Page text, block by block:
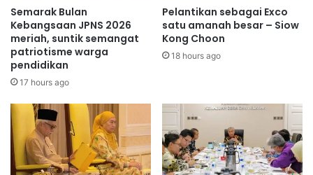
,
R
M
4
4
2
0
0
d
j
a
d
i
k
e
t
a
m
a
a
Semarak Bulan
Kebangsaan JPNS 2026
meriah, suntik semangat
patriotisme warga
pendidikan
17 hours ago
Pelantikan sebagai Exco
satu amanah besar – Siow
Kong Choon
18 hours ago